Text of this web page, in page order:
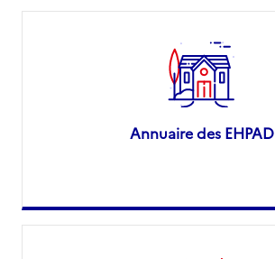
Annuaire des EHPAD